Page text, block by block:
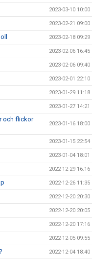
2023-03-10 10:00
2023-02-21 09:00
2023-02-18 09:29
2023-02-06 16:45
2023-02-06 09:40
2023-02-01 22:10
2023-01-29 11:18
2023-01-27 14:21
och flickor
2023-01-16 18:00
2023-01-15 22:54
2023-01-04 18:01
2022-12-29 16:16
2022-12-26 11:35
2022-12-20 20:30
2022-12-20 20:05
2022-12-20 17:16
2022-12-05 09:55
2022-12-04 18:40